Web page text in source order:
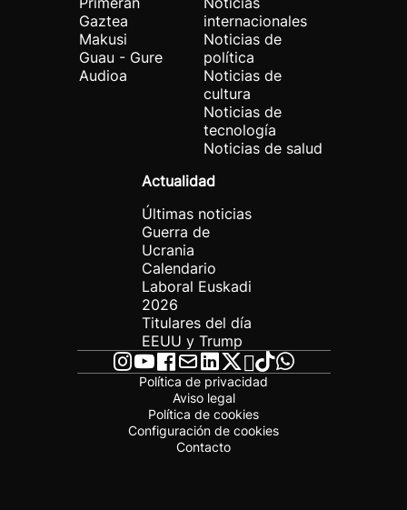
Gaztea
Makusi
Guau - Gure
Audioa
internacionales
Noticias de
política
Noticias de
cultura
Noticias de
tecnología
Noticias de salud
Actualidad
Últimas noticias
Guerra de
Ucrania
Calendario
Laboral Euskadi
2026
Titulares del día
EEUU y Trump
Política de privacidad
Aviso legal
Política de cookies
Configuración de cookies
Contacto